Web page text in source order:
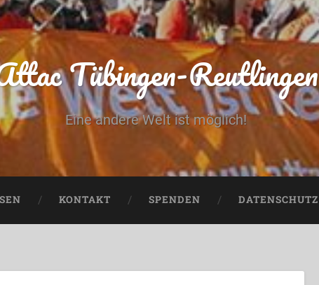
Tübingen-Reutlingen
Eine andere Welt ist möglich!
KONTAKT SPENDEN DATENSCHUTZ